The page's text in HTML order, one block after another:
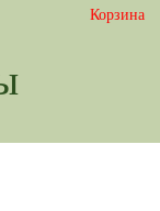
Корзина